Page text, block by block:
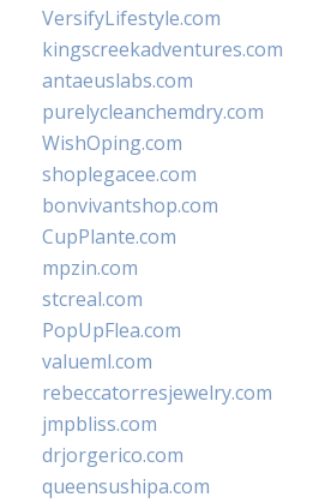
VersifyLifestyle.com
kingscreekadventures.com
antaeuslabs.com
purelycleanchemdry.com
WishOping.com
shoplegacee.com
bonvivantshop.com
CupPlante.com
mpzin.com
stcreal.com
PopUpFlea.com
valueml.com
rebeccatorresjewelry.com
jmpbliss.com
drjorgerico.com
queensushipa.com